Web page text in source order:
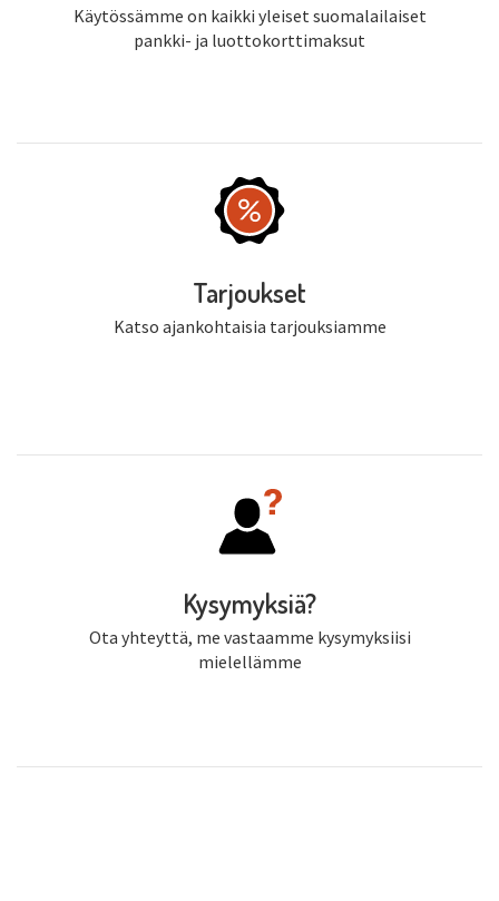
Käytössämme on kaikki yleiset suomalailaiset
pankki- ja luottokorttimaksut
Tarjoukset
Katso ajankohtaisia tarjouksiamme
Kysymyksiä?
Ota yhteyttä, me vastaamme kysymyksiisi
mielellämme